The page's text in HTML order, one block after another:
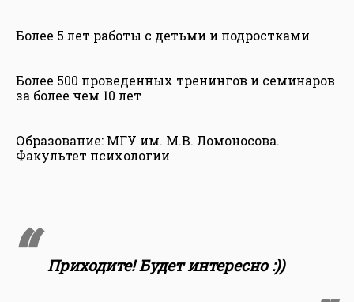
Более 5 лет работы с детьми и подростками
Более 500 проведенных тренингов и семинаров
за более чем 10 лет
Образование: МГУ им. М.В. Ломоносова.
Факультет психологии
Приходите! Будет интересно :))